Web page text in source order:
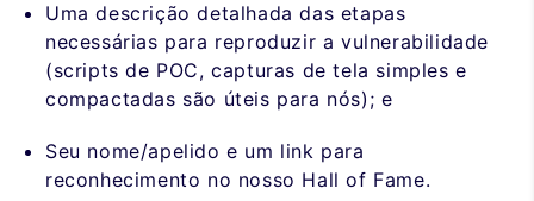
Uma descrição detalhada das etapas
necessárias para reproduzir a vulnerabilidade
(scripts de POC, capturas de tela simples e
compactadas são úteis para nós); e
Seu nome/apelido e um link para
reconhecimento no nosso Hall of Fame.